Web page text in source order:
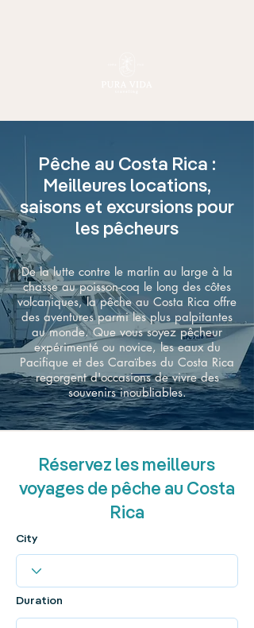
Pêche au Costa Rica :
Meilleures locations,
saisons et excursions pour
les pêcheurs
De la lutte contre le marlin au large à la
chasse au poisson-coq le long des côtes
volcaniques, la pêche au Costa Rica offre
des aventures parmi les plus palpitantes
au monde. Que vous soyez pêcheur
expérimenté ou novice, les eaux du
Pacifique et des Caraïbes du Costa Rica
regorgent d'occasions de vivre des
souvenirs inoubliables.
Réservez les meilleurs
voyages de pêche au Costa
Rica
City
Duration